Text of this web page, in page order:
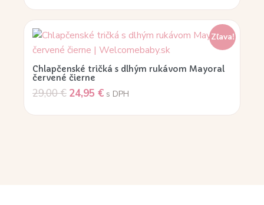
Zľava!
Chlapčenské tričká s dlhým rukávom Mayoral
červené čierne
29,00€ 24,95 € s DPH